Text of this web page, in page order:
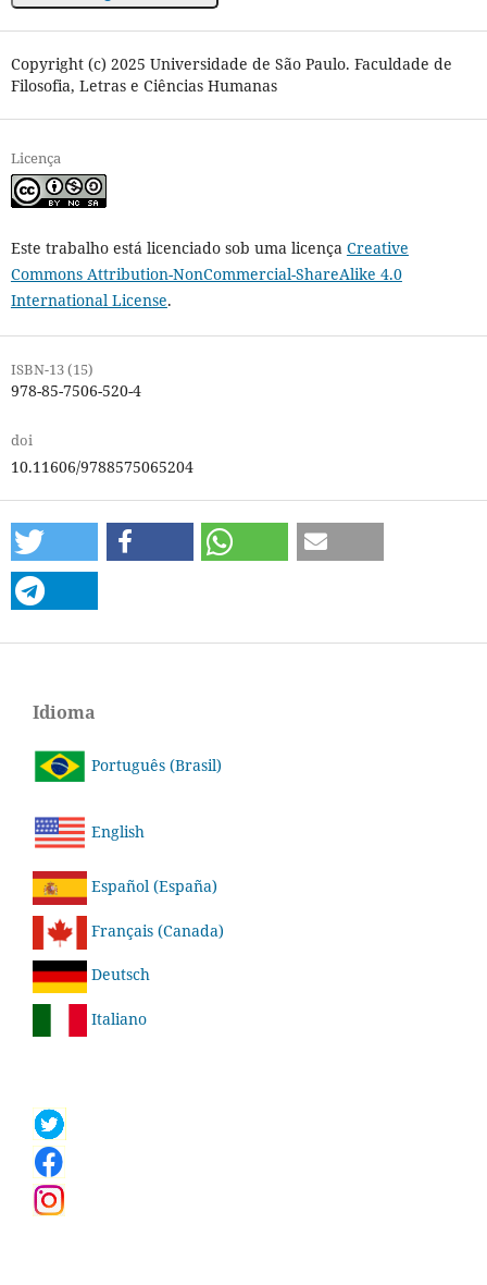
Copyright (c) 2025 Universidade de São Paulo. Faculdade de
Filosofia, Letras e Ciências Humanas
Licença
Este trabalho está licenciado sob uma licença Creative
Commons Attribution-NonCommercial-ShareAlike 4.0
International License.
ISBN-13 (15)
978-85-7506-520-4
doi
10.11606/9788575065204
Idioma
Português (Brasil)
English
Español (España)
Français (Canada)
Deutsch
Italiano